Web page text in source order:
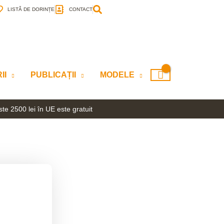
LISTĂ DE DORINȚE CONTACT
PUBLICAȚII MODELE
2500 lei în UE este gratuit